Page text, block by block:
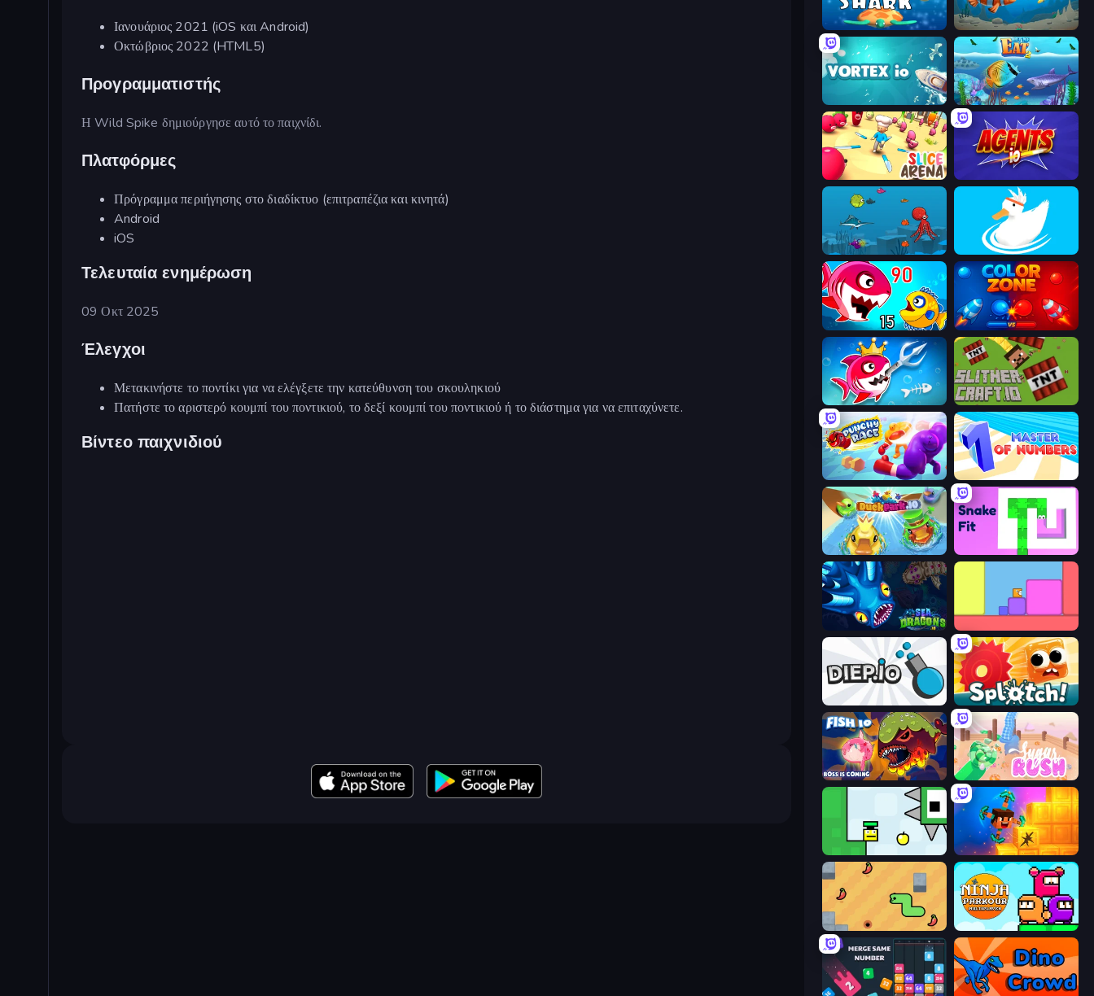
Ιανουάριος 2021 (iOS και Android)
Οκτώβριος 2022 (HTML5)
Προγραμματιστής
Η Wild Spike δημιούργησε αυτό το παιχνίδι.
Πλατφόρμες
Πρόγραμμα περιήγησης στο διαδίκτυο (επιτραπέζια και κινητά)
Android
iOS
Τελευταία ενημέρωση
09 Οκτ 2025
Έλεγχοι
Μετακινήστε το ποντίκι για να ελέγξετε την κατεύθυνση του σκουληκιού
Πατήστε το αριστερό κουμπί του ποντικιού, το δεξί κουμπί του ποντικιού ή το διάστημα για να επιταχύνετε.
Βίντεο παιχνιδιού
Big Shark Hungry Ocean: Eat, Feed and Grow Fish
Vortex.io Let Me Eat 2: Feeding Madness
Slice Arena
Fish Eat Fishes Ducklings
Fish Eat Getting Big Color Zone
Fish Stab Getting Big SlitherCraft.io
Punchy Race Master of Numbers
DuckPark.io Snake Fit
SeaDragons.io
Diep.io Splotch!
Fish IO Sugar Rush
Merge & Dig!
SSSPICY! Ninja Parkour Multiplayer